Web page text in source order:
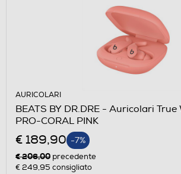
AURICOLARI
BEATS BY DR.DRE - Auricolari True
PRO-CORAL PINK
€ 189,90 -7%
€ 206,00 precedente
€ 249,95 consigliato